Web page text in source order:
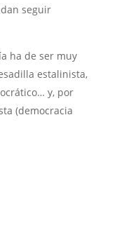
seguir
ha de ser muy
estalinista,
y, por
(democracia